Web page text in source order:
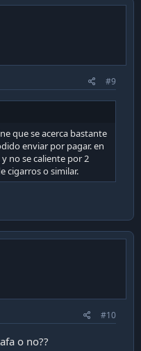
#9
que se acerca bastante
enviar por pagar. en
no se caliente por 2
cigarros o similar.
#10
o no??